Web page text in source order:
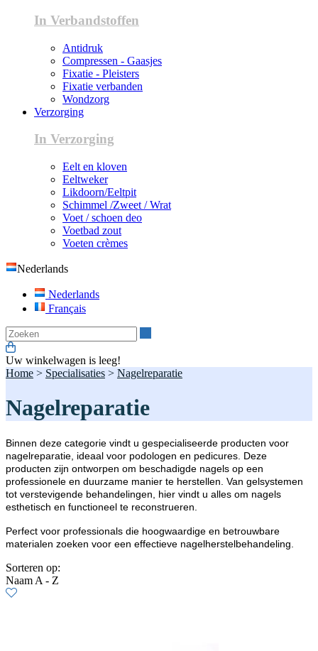
In Verbandstoffen
Antidruk
Compressen - Gaasjes
Fixatie - Pleisters
Fixatie verbanden
Wondzorg
Verzorging
In Verzorging
Eelt en kloven
Eeltweker
Likdoorn/Eeltpit
Schimmel /Zweet / Wrat
Voet / schoen deo
Voetbad zout
Voeten crèmes
Nederlands
Nederlands
Français
Uw winkelwagen is leeg!
Home > Specialisaties > Nagelreparatie
Nagelreparatie
Binnen deze categorie vindt u gespecialiseerde producten voor
nagelreparatie, ideaal voor podologen en pedicures. Deze
producten zijn ontworpen om beschadigde nagels op een
professionele en duurzame manier te herstellen. Van gelsystemen
tot verstevigende behandelingen, hier vindt u alles om nagels
esthetisch en functioneel te reconstrueren.
Perfect voor professionals die hoogwaardige en betrouwbare
materialen zoeken voor een effectieve nagelherstelbehandeling.
Sorteren op:
Naam A - Z